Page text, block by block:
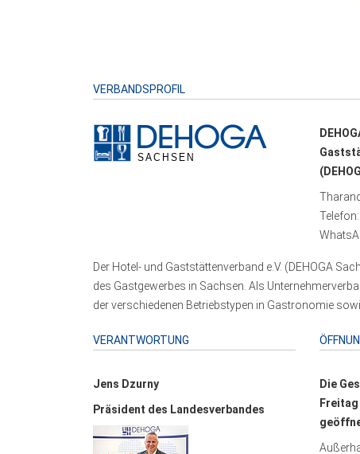
VERBANDSPROFIL
Telefon:
Der Hotel- und Gaststättenverband e.V. (DEHOGA
des Gastgewerbes in Sachsen. Als
der verschiedenen Betriebstypen in Gastronomie
VERANTWORTUNG
Jens Dzurny
Präsident des Landesverbandes
Die
Freitag